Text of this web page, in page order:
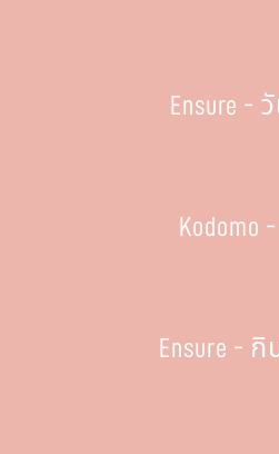
Ensure -
Kodomo
Ensure -